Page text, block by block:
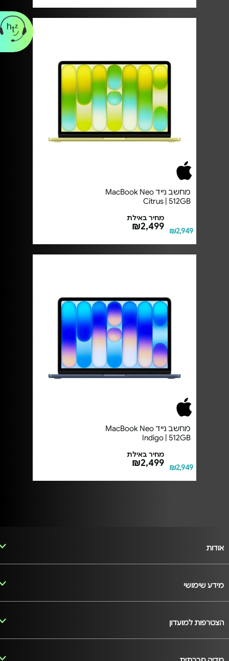
מחשב נייד MacBook Neo
Citrus | 512GB
₪2,949
מחיר באילת
₪2,499
מחשב נייד MacBook Neo
Indigo | 512GB
₪2,949
מחיר באילת
₪2,499
אודות
מידע שימושי
הצטרפות למועדון